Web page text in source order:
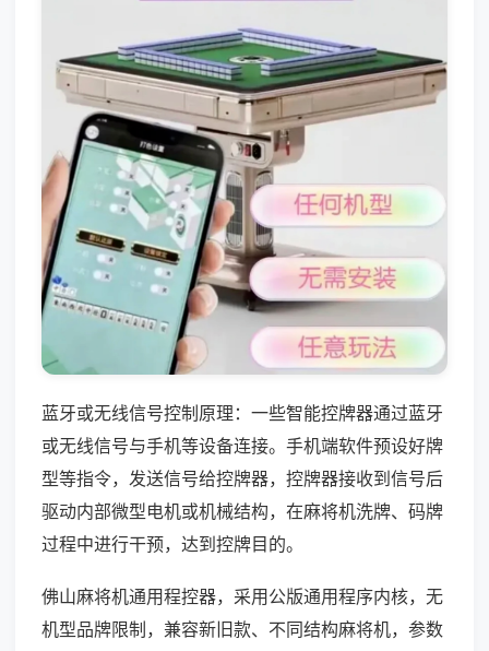
蓝牙或无线信号控制原理：一些智能控牌器通过蓝牙
或无线信号与手机等设备连接。手机端软件预设好牌
型等指令，发送信号给控牌器，控牌器接收到信号后
驱动内部微型电机或机械结构，在麻将机洗牌、码牌
过程中进行干预，达到控牌目的。
佛山麻将机通用程控器，采用公版通用程序内核，无
机型品牌限制，兼容新旧款、不同结构麻将机，参数